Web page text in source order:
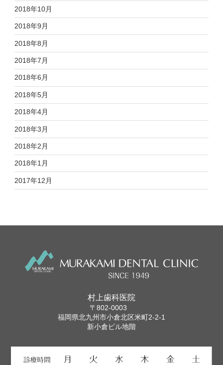
2018年10月
2018年9月
2018年8月
2018年7月
2018年6月
2018年5月
2018年4月
2018年3月
2018年2月
2018年1月
2017年12月
村上歯科医院
〒802-0003
福岡県北九州市小倉北区米町2-2-1
新小倉ビル地階